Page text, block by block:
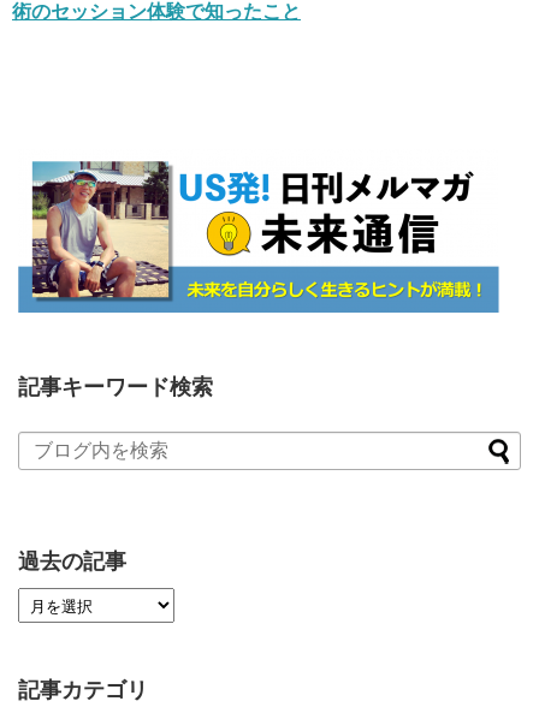
術のセッション体験で知ったこと
記事キーワード検索
過去の記事
記事カテゴリ